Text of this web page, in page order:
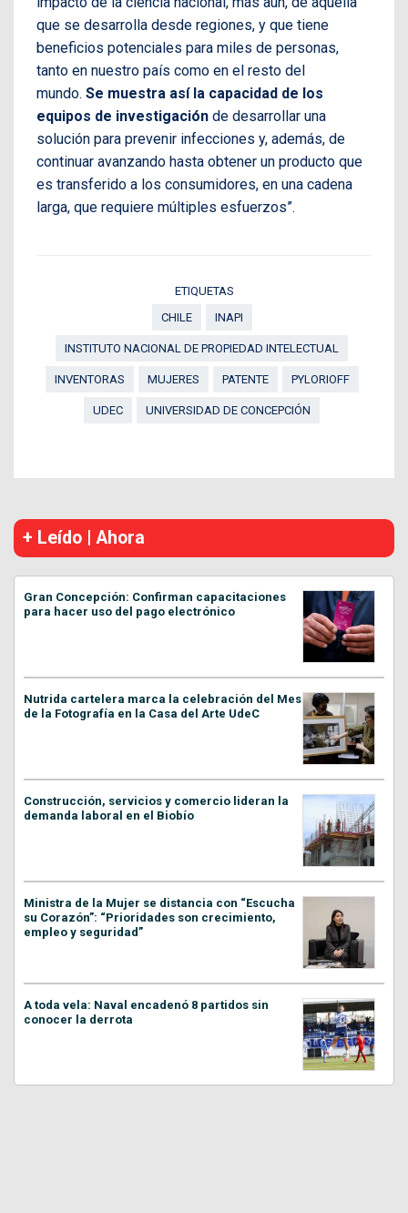
que se desarrolla desde regiones, y que tiene
beneficios potenciales para miles de personas,
tanto en nuestro país como en el resto del
mundo. Se muestra así la capacidad de los
equipos de investigación de desarrollar una
solución para prevenir infecciones y, además, de
continuar avanzando hasta obtener un producto que
es transferido a los consumidores, en una cadena
larga, que requiere múltiples esfuerzos”.
ETIQUETAS
CHILE
INAPI
INSTITUTO NACIONAL DE PROPIEDAD INTELECTUAL
INVENTORAS MUJERES PATENTE PYLORIOFF
UDEC UNIVERSIDAD DE CONCEPCIÓN
+ Leído | Ahora
Gran Concepción: Confirman capacitaciones
para hacer uso del pago electrónico
Nutrida cartelera marca la celebración del Mes
de la Fotografía en la Casa del Arte UdeC
Construcción, servicios y comercio lideran la
demanda laboral en el Biobío
Ministra de la Mujer se distancia con “Escucha
su Corazón”: “Prioridades son crecimiento,
empleo y seguridad”
A toda vela: Naval encadenó 8 partidos sin
conocer la derrota